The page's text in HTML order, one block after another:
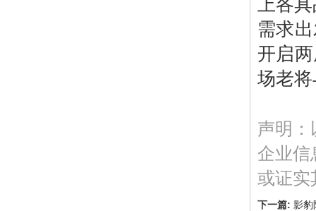
上各
需求
开启
场老
声明：
企业信
或证实
下一篇: 影豹